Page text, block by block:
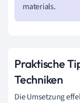
materials.
Praktische
Techniken
Die Umsetzung